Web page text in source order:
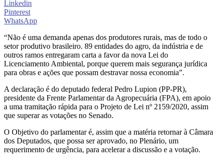
Linkedin
Pinterest
WhatsApp
“Não é uma demanda apenas dos produtores rurais, mas de todo o
setor produtivo brasileiro. 89 entidades do agro, da indústria e de
outros ramos entregaram carta a favor da nova Lei do
Licenciamento Ambiental, porque querem mais segurança jurídica
para obras e ações que possam destravar nossa economia”.
A declaração é do deputado federal Pedro Lupion (PP-PR),
presidente da Frente Parlamentar da Agropecuária (FPA), em apoio
a uma tramitação rápida para o Projeto de Lei nº 2159/2020, assim
que superar as votações no Senado.
O Objetivo do parlamentar é, assim que a matéria retornar à Câmara
dos Deputados, que possa ser aprovado, no Plenário, um
requerimento de urgência, para acelerar a discussão e a votação.